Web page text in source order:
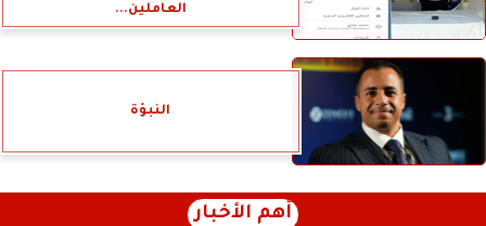
العاملين...
النبؤة
أهم الأخبار